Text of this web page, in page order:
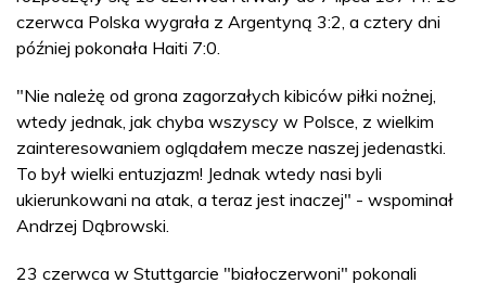
czerwca Polska wygrała z Argentyną 3:2, a cztery dni
później pokonała Haiti 7:0.
"Nie należę od grona zagorzałych kibiców piłki nożnej,
wtedy jednak, jak chyba wszyscy w Polsce, z wielkim
zainteresowaniem oglądałem mecze naszej jedenastki.
To był wielki entuzjazm! Jednak wtedy nasi byli
ukierunkowani na atak, a teraz jest inaczej" - wspominał
Andrzej Dąbrowski.
23 czerwca w Stuttgarcie "białoczerwoni" pokonali